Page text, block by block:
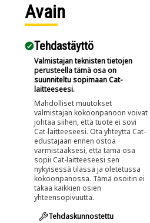
Avain
Tehdastäyttö
Valmistajan teknisten tietojen
perusteella tämä osa on
suunniteltu sopimaan Cat-
laitteeseesi.
Mahdolliset muutokset
valmistajan kokoonpanoon voivat
johtaa siihen, että tuote ei sovi
Cat-laitteeseesi. Ota yhteyttä Cat-
edustajaan ennen ostoa
varmistaaksesi, että tämä osa
sopii Cat-laitteeseesi sen
nykyisessä tilassa ja oletetussa
kokoonpanossa. Tämä osoitin ei
takaa kaikkien osien
yhteensopivuutta.
Tehdaskunnostettu